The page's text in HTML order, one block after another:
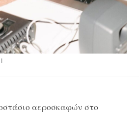
αεροσκαφών στο